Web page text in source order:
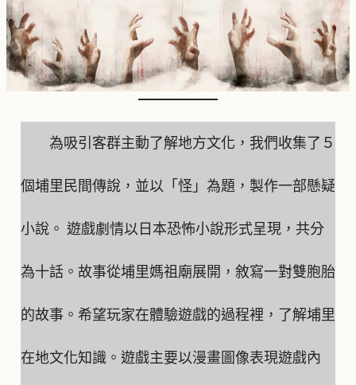
為吸引客群主動了解地方文化，我們收集了５
個埔里民間傳說，並以「怪」為題，製作一部懸疑
小說。 遊戲劇情以日本恐怖小說形式呈現，共分
為十話。故事從埔里媽祖廟展開，敘寫一對雙胞胎
的故事。希望玩家在體驗遊戲的過程裡，了解埔里
在地文化知識。遊戲主要以漫畫圖像表現遊戲內